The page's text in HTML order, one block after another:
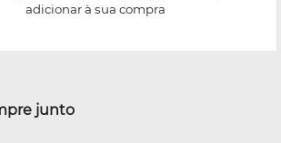
adicionar à sua compra
junto